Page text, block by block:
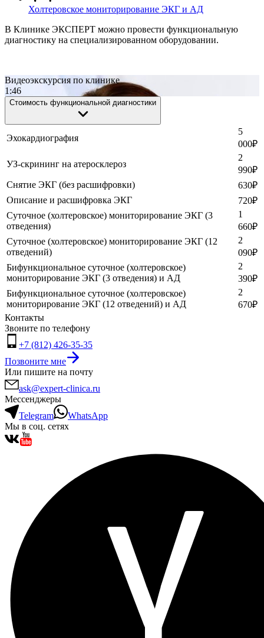
Холтеровское мониторирование ЭКГ и АД
В Клинике ЭКСПЕРТ можно провести функциональную
диагностику на специализированном оборудовании.
Видеоэкскурсия по клинике
1:46
Стоимость функциональной диагностики
Эхокардиография
5
000₽
УЗ-скрининг на атеросклероз
2
990₽
Снятие ЭКГ (без расшифровки)
630₽
Описание и расшифровка ЭКГ
720₽
Суточное (холтеровское) мониторирование ЭКГ (3
отведения)
1
660₽
Суточное (холтеровское) мониторирование ЭКГ (12
отведений)
2
090₽
Бифункциональное суточное (холтеровское)
мониторирование ЭКГ (3 отведения) и АД
2
390₽
Бифункциональное суточное (холтеровское)
мониторирование ЭКГ (12 отведений) и АД
2
670₽
Контакты
Звоните по телефону
+7 (812) 426-35-35
Позвоните мне
Или пишите на почту
ask@expert-clinica.ru
Мессенджеры
Telegram
WhatsApp
Мы в соц. сетях